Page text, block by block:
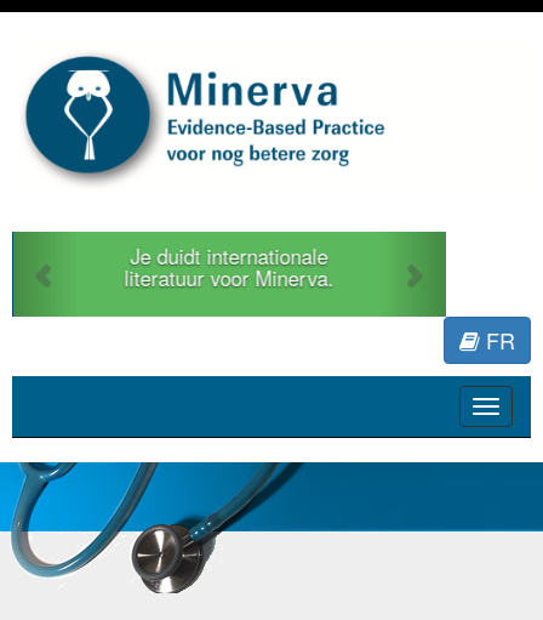
Je duidt internationale
literatuur voor Minerva.
Previous
FR
Toggle